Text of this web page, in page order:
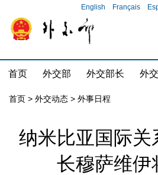
English Français
首页 外交部 外交部长 外
首页 > 外交动态 > 外事日程
纳米比亚国际关
长穆萨维伊